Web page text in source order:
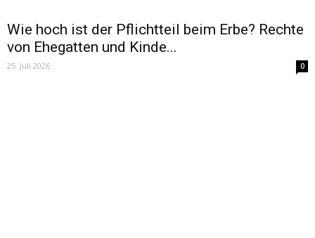
Wie hoch ist der Pflichtteil beim Erbe? Rechte
von Ehegatten und Kinde...
25. Juli 2026 0